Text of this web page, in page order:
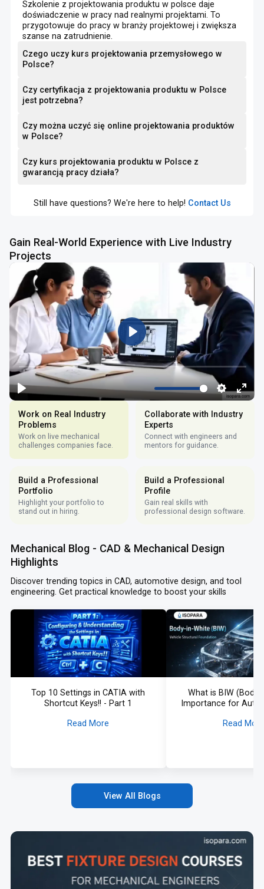
Szkolenie z projektowania produktu w polsce daje
doświadczenie w pracy nad realnymi projektami. To
przygotowuje do pracy w branży projektowej i zwiększa
szanse na zatrudnienie.
Czego uczy kurs projektowania przemysłowego w
Polsce?
Czy certyfikacja z projektowania produktu w Polsce
jest potrzebna?
Czy można uczyć się online projektowania produktów
w Polsce?
Czy kurs projektowania produktu w Polsce z
gwarancją pracy działa?
Still have questions? We're here to help! Contact Us
Gain Real-World Experience with Live Industry
Projects
Work on Real Industry
Problems
Work on live mechanical
challenges companies face.
Collaborate with Industry
Experts
Connect with engineers and
mentors for guidance.
Build a Professional
Portfolio
Highlight your portfolio to
stand out in hiring.
Build a Professional
Profile
Gain real skills with
professional design software.
Mechanical Blog - CAD & Mechanical Design
Highlights
Discover trending topics in CAD, automotive design, and tool
engineering. Get practical knowledge to boost your skills
Top 10 Settings in CATIA with
Shortcut Keys!! - Part 1
Read More
What is BIW (Body-
Importance for
Read
View All Blogs